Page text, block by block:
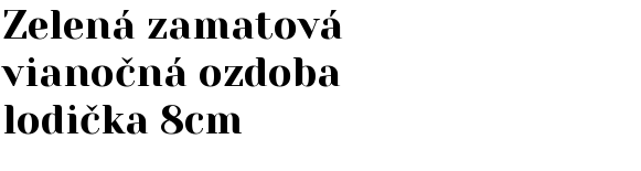
Zelená zamatová
vianočná ozdoba
lodička 8cm